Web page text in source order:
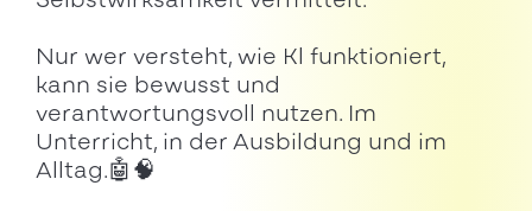
Nur wer versteht, wie Kl funktioniert,
kann sie bewusst und
verantwortungsvoll nutzen. Im
Unterricht, in der Ausbildung und im
Alltag.🤖🧠